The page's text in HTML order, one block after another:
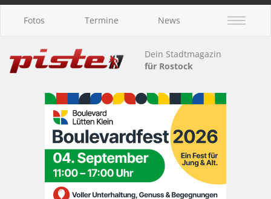
Fotos Termine News
Dein Stadtmagazin
für Rostock